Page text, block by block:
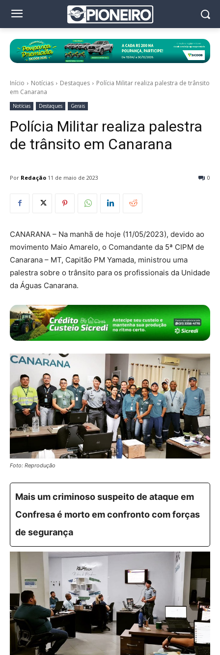
Início Notícias Destaques
Polícia Militar realiza palestra de trânsito
em Canarana
Notícias Destaques Gerais
Polícia Militar realiza palestra
de trânsito em Canarana
Por Redação 0
11 de maio de 2023
CANARANA – Na manhã de hoje (11/05/2023), devido ao
movimento Maio Amarelo, o Comandante da 5ª CIPM de
Canarana – MT, Capitão PM Yamada, ministrou uma
palestra sobre o trânsito para os profissionais da Unidade
da Águas Canarana.
Foto: Reprodução
Mais um criminoso suspeito de ataque em
Confresa é morto em confronto com forças
de segurança